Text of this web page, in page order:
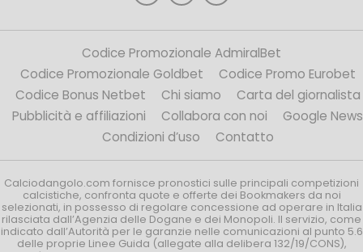
Codice Promozionale AdmiralBet
Codice Promozionale Goldbet
Codice Promo Eurobet
Codice Bonus Netbet
Chi siamo
Carta del giornalista
Pubblicità e affiliazioni
Collabora con noi
Google News
Condizioni d’uso
Contatto
Calciodangolo.com fornisce pronostici sulle principali competizioni
calcistiche, confronta quote e offerte dei Bookmakers da noi
selezionati, in possesso di regolare concessione ad operare in Italia
rilasciata dall’Agenzia delle Dogane e dei Monopoli. Il servizio, come
indicato dall’Autorità per le garanzie nelle comunicazioni al punto 5.6
delle proprie Linee Guida (allegate alla delibera 132/19/CONS),